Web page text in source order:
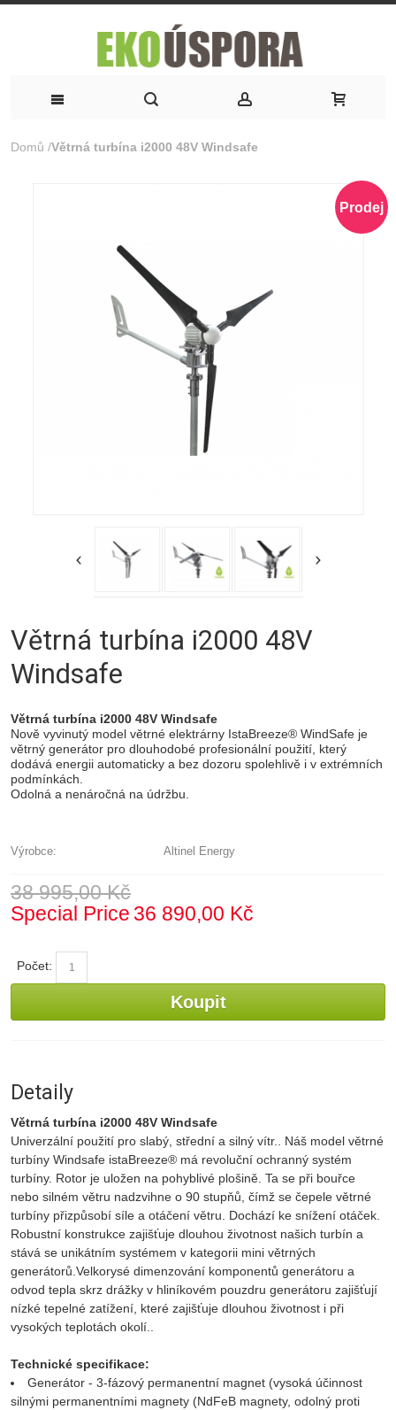
Domů /Větrná turbína i2000 48V Windsafe
Prodej
Větrná turbína i2000 48V
Windsafe
Větrná turbína i2000 48V Windsafe
Nově vyvinutý model větrné elektrárny IstaBreeze® WindSafe je
větrný generátor pro dlouhodobé profesionální použití, který
dodává energii automaticky a bez dozoru spolehlivě i v extrémních
podmínkách.
Odolná a nenáročná na údržbu.
Výrobce: Altinel Energy
38 995,00 Kč
Special Price 36 890,00 Kč
Počet:
Koupit
Detaily
Větrná turbína i2000 48V Windsafe
Univerzální použití pro slabý, střední a silný vítr.. Náš model větrné
turbíny Windsafe istaBreeze® má revoluční ochranný systém
turbíny. Rotor je uložen na pohyblivé plošině. Ta se při bouřce
nebo silném větru nadzvihne o 90 stupňů, čímž se čepele větrné
turbíny přizpůsobí síle a otáčení větru. Dochází ke snížení otáček.
Robustní konstrukce zajišťuje dlouhou životnost našich turbín a
stává se unikátním systémem v kategorii mini větrných
generátorů.Velkorysé dimenzování komponentů generátoru a
odvod tepla skrz drážky v hliníkovém pouzdru generátoru zajišťují
nízké tepelné zatížení, které zajišťuje dlouhou životnost i při
vysokých teplotách okolí..
Technické specifikace:
Generátor - 3-fázový permanentní magnet (vysoká účinnost
silnými permanentními magnety (NdFeB magnety, odolný proti